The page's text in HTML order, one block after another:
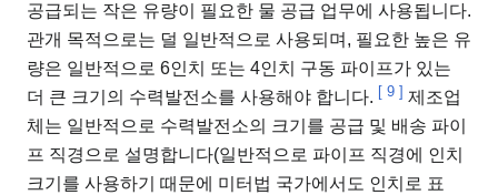
공급되는 작은 유량이 필요한 물 공급 업무에 사용됩니다.
관개 목적으로는 덜 일반적으로 사용되며, 필요한 높은 유
량은 일반적으로 6인치 또는 4인치 구동 파이프가 있는
더 큰 크기의 수력발전소를 사용해야 합니다. [ 9 ] 제조업
체는 일반적으로 수력발전소의 크기를 공급 및 배송 파이
프 직경으로 설명합니다(일반적으로 파이프 직경에 인치
크기를 사용하기 때문에 미터법 국가에서도 인치로 표